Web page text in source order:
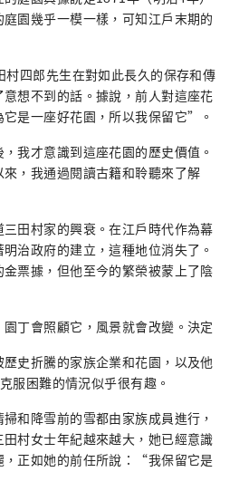
園幾乎一模一樣，可知江戶末期的
村四郎先生在對如此長久的保存和傳
想不到的話。據說，前人對這座花
是一座好花園，所以我保留它”。
我才意識到這座花園的歷史價值。
，我通過閱讀古籍和聆聽來了解
田村家的興衰。在江戶時代作為幕
治政府的建立，這種地位消失了。
票據，但他至今的繁榮被蒙上了陰
丁會照顧它，風景就會改變。決定
史折騰的家族企業和花園，以及他
服困難的情況似乎很有趣。
和降雪前的雪都由家族成員進行，
村女士年紀越來越大，她已經意識
，正如她的前任所說：“我保留它是